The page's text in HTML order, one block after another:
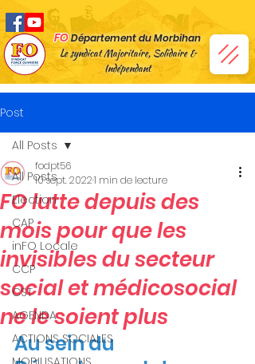
FODépartement du Morbihan
Le syndicat Majoritaire, Solidaire &
Indépendant
Post
All Posts
Election
CAP
inFO Locale
CCP
CST
AGENDA
ACTIONS SOCIALES
All Posts
FO lutte depuis des
mois pour que les
invisibles du secteur
social et médicosocial
ne le soient plus
fodpt56
10 sept. 20221 min de lecture
Au sein du